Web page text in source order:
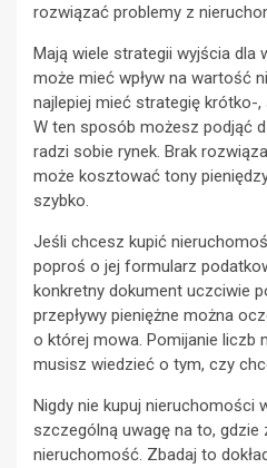
rozwiązać problemy z
Mają wiele strategii wyjścia dla
może mieć wpływ na wartość
najlepiej mieć strategię krótko-,
W ten sposób możesz podjąć
radzi sobie rynek. Brak
może kosztować tony
szybko.
Jeśli chcesz kupić
poproś o jej formularz
konkretny dokument uczciwie
przepływy pieniężne można
o której mowa. Pomijanie liczb
musisz wiedzieć o tym, czy
Nigdy nie kupuj nieruchomości
szczególną uwagę na to, gdzie
nieruchomość. Zbadaj to